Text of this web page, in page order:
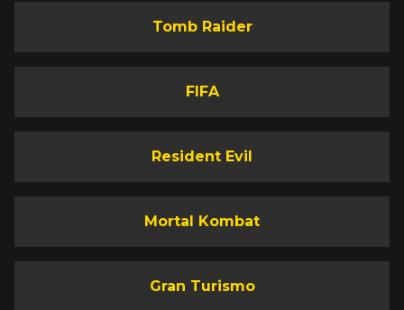
Tomb Raider
FIFA
Resident Evil
Mortal Kombat
Gran Turismo